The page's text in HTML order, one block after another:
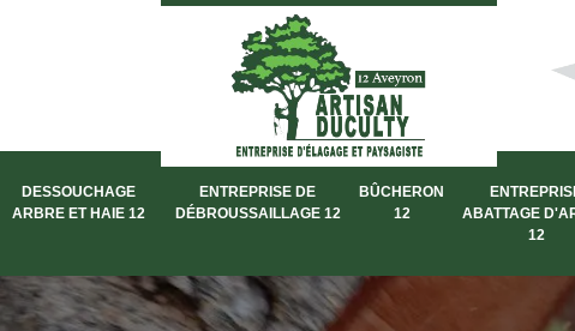
DESSOUCHAGE
ARBRE ET HAIE 12
ENTREPRISE DE
DÉBROUSSAILLAGE 12
BÛCHERON
12
ABATTAGE
12